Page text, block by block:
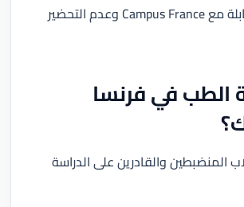
إهمال المقابلة مع Campus France وعدم التحضير
الطب في فرنسا
المنضبطين والقادرين على الدراسة